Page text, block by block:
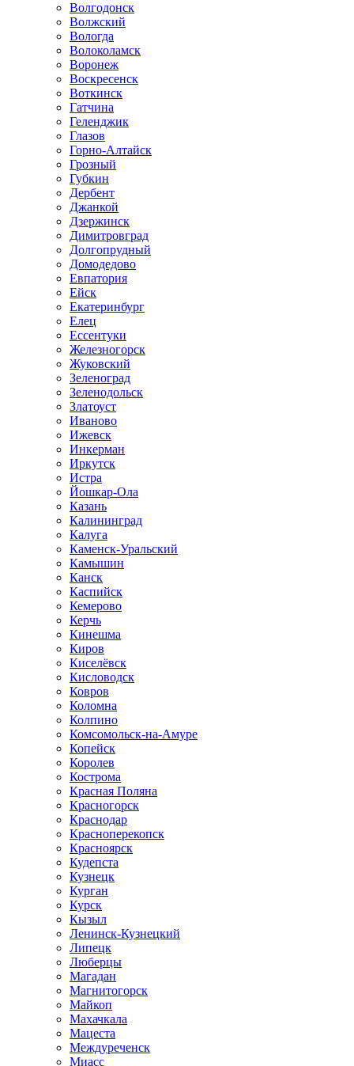
Волгодонск
Волжский
Вологда
Волоколамск
Воронеж
Воскресенск
Воткинск
Гатчина
Геленджик
Глазов
Горно-Алтайск
Грозный
Губкин
Дербент
Джанкой
Дзержинск
Димитровград
Долгопрудный
Домодедово
Евпатория
Ейск
Екатеринбург
Елец
Ессентуки
Железногорск
Жуковский
Зеленоград
Зеленодольск
Златоуст
Иваново
Ижевск
Инкерман
Иркутск
Истра
Йошкар-Ола
Казань
Калининград
Калуга
Каменск-Уральский
Камышин
Канск
Каспийск
Кемерово
Керчь
Кинешма
Киров
Киселёвск
Кисловодск
Ковров
Коломна
Колпино
Комсомольск-на-Амуре
Копейск
Королев
Кострома
Красная Поляна
Красногорск
Краснодар
Красноперекопск
Красноярск
Кудепста
Кузнецк
Курган
Курск
Кызыл
Ленинск-Кузнецкий
Липецк
Люберцы
Магадан
Магнитогорск
Майкоп
Махачкала
Мацеста
Междуреченск
Миасс